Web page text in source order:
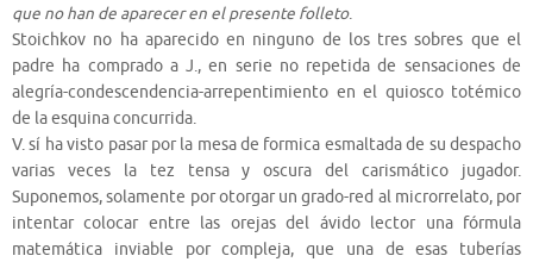
que no han de aparecer en el presente folleto.
Stoichkov no ha aparecido en ninguno de los tres sobres que el
padre ha comprado a J., en serie no repetida de sensaciones de
alegría-condescendencia-arrepentimiento en el quiosco totémico
de la esquina concurrida.
V. sí ha visto pasar por la mesa de formica esmaltada de su despacho
varias veces la tez tensa y oscura del carismático jugador.
Suponemos, solamente por otorgar un grado-red al microrrelato, por
intentar colocar entre las orejas del ávido lector una fórmula
matemática inviable por compleja, que una de esas tuberías